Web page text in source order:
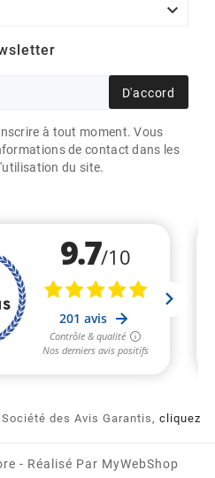

D'accord
à tout moment. Vous
de contact dans les
du site.
des Avis Garantis, cliquez
- Réalisé Par MyWebShop